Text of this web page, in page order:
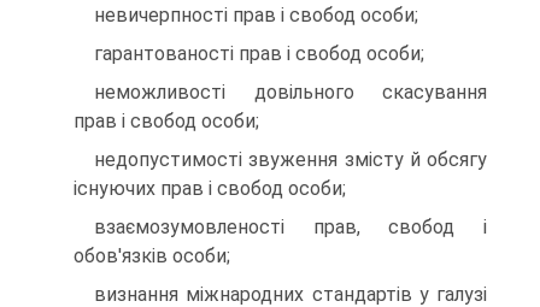
невичерпності прав і свобод особи;
гарантованості прав і свобод особи;
неможливості довільного скасування
прав і свобод особи;
недопустимості звуження змісту й обсягу
існуючих прав і свобод особи;
взаємозумовленості прав, свобод і
обов'язків особи;
визнання міжнародних стандартів у галузі